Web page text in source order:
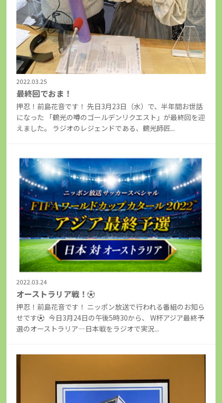
2022.03.25
最終回でおま！
押忍！前島花音です！ 先日3月23日（水）で、半年間お世話
になった 「鶴光の噂のゴールデンリクエスト」が最終回を迎
えました。 ラジオのレジェンドである、鶴光師匠...
2022.03.24
オーストラリア戦！⚽
押忍！前島花音です！ ニッポン放送で行われる番組のお知ら
せです⚽ 今日3月24日の午後5時30から、 W杯アジア最終予
選のオーストラリア―日本戦をラジオで実況...